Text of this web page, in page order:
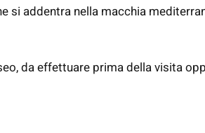
si addentra nella macchia
da effettuare prima della visita